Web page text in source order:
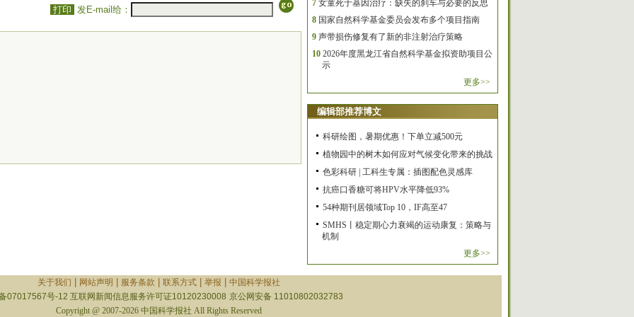
打印 发E-mail给：
7 女童死于基因治疗：缺失的刹车与必要的反思
8 国家自然科学基金委员会发布多个项目指南
9 声带损伤修复有了新的非注射治疗策略
10 2026年度黑龙江省自然科学基金拟资助项目公
示
更多>>
编辑部推荐博文
科研绘图，暑期优惠！下单立减500元
植物园中的树木如何应对气候变化带来的挑战
色彩科研 | 工科生专属：插图配色灵感库
抗癌口香糖可将HPV水平降低93%
54种期刊居领域Top 10，IF高至47
SMHS丨稳定期心力衰竭的运动康复：策略与
机制
更多>>
关于我们 网站声明 服务条款 联系方式| 举报
中国科学报社
07017567号-12 互联网新闻信息服务许可证10120230008 京公网安备 11010802032783
Copyright @ 2007-2026 中国科学报社 All Rights Reserved